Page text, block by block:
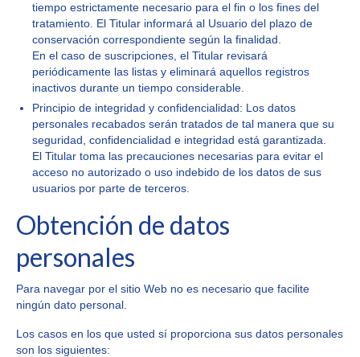
tiempo estrictamente necesario para el fin o los fines del
tratamiento. El Titular informará al Usuario del plazo de
conservación correspondiente según la finalidad.
En el caso de suscripciones, el Titular revisará
periódicamente las listas y eliminará aquellos registros
inactivos durante un tiempo considerable.
Principio de integridad y confidencialidad: Los datos
personales recabados serán tratados de tal manera que su
seguridad, confidencialidad e integridad está garantizada.
El Titular toma las precauciones necesarias para evitar el
acceso no autorizado o uso indebido de los datos de sus
usuarios por parte de terceros.
Obtención de datos
personales
Para navegar por el sitio Web no es necesario que facilite
ningún dato personal.
Los casos en los que usted sí proporciona sus datos personales
son los siguientes: